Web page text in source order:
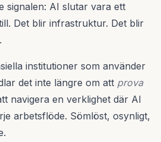
signalen: AI slutar vara ett
Det blir infrastruktur. Det blir
institutioner som använder
det inte längre om att prova
navigera en verklighet där AI
arbetsflöde. Sömlöst, osynligt,